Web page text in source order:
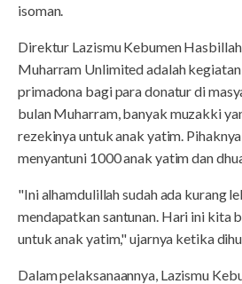
isoman.
Direktur Lazismu Kebumen
Muharram Unlimited adalah
primadona bagi para donatur di
bulan Muharram, banyak muzakki
rezekinya untuk anak yatim.
menyantuni 1000 anak yatim dan
"Ini alhamdulillah sudah ada kurang
mendapatkan santunan. Hari ini kita
untuk anak yatim," ujarnya ketika
Dalam pelaksanaannya, Lazismu